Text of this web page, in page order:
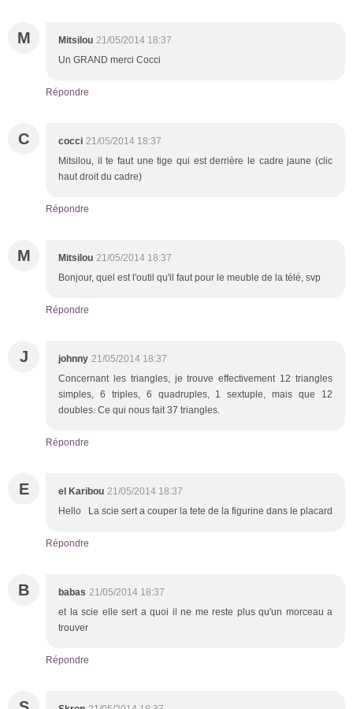
M Mitsilou 21/05/2014 18:37
Un GRAND merci Cocci
Répondre
C cocci 21/05/2014 18:37
Mitsilou, il te faut une tige qui est derrière le cadre jaune (clic
haut droit du cadre)
Répondre
M Mitsilou 21/05/2014 18:37
Bonjour, quel est l'outil qu'il faut pour le meuble de la télé, svp
Répondre
J johnny 21/05/2014 18:37
Concernant les triangles, je trouve effectivement 12 triangles
simples, 6 triples, 6 quadruples, 1 sextuple, mais que 12
doubles. Ce qui nous fait 37 triangles.
Répondre
E el Karibou 21/05/2014 18:37
Hello La scie sert a couper la tete de la figurine dans le placard
Répondre
B babas 21/05/2014 18:37
et la scie elle sert a quoi il ne me reste plus qu'un morceau a
trouver
Répondre